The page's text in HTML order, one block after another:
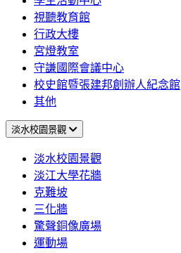
視聽教育館
行政大樓
宮燈教室
守謙國際會議中心
校史館暨張建邦創辦人紀念館
其他
淡水校園景觀
淡水校園景觀
淡江大學花牆
克難坡
三化牆
驚聲銅像廣場
運動場